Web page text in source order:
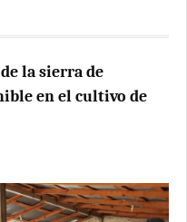
la sierra de
en el cultivo de